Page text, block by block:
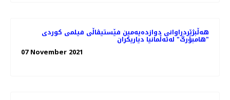
هه‌ڵبژێردراوانی دوازدەیەمین فێستیڤاڵی فیلمی کوردی
"هامبۆرگ" لەئەڵمانیا دیاریکران
07 November 2021